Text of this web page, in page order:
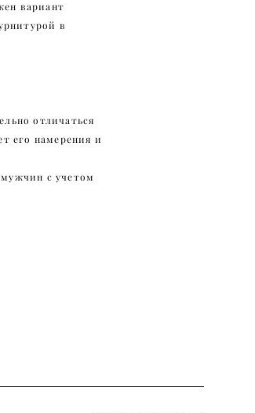
вариант
в
отличаться
его намерения и
с учетом